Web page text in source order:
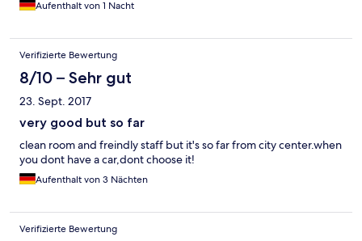
Aufenthalt von 1 Nacht
Verifizierte Bewertung
8/10 – Sehr gut
23. Sept. 2017
very good but so far
clean room and freindly staff but it's so far from city center.when
you dont have a car,dont choose it!
Aufenthalt von 3 Nächten
Verifizierte Bewertung